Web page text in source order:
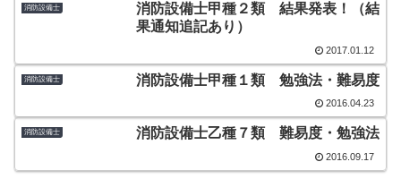
消防設備士
消防設備士甲種２類 結果発表！（結
果通知追記あり）
2017.01.12
消防設備士 消防設備士甲種１類 勉強法・難易度
2016.04.23
消防設備士 消防設備士乙種７類 難易度・勉強法
2016.09.17